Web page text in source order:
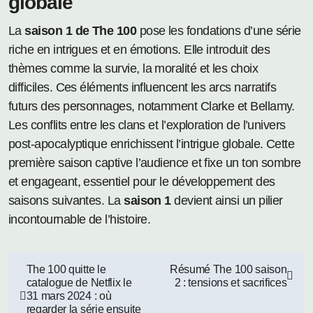
Lasaison 1 de The 100pose les fondations d’une série
riche en intrigues et en émotions. Elle introduit des
thèmes comme la survie, la moralité et les choix
difficiles. Ces éléments influencent les arcs narratifs
futurs des personnages, notamment Clarke et Bellamy.
Les conflits entre les clans et l’exploration de l’univers
post-apocalyptique enrichissent l’intrigue globale. Cette
première saison captive l’audience et fixe un ton sombre
et engageant, essentiel pour le développement des
saisons suivantes. Lasaison 1devient ainsi un pilier
incontournable de l’histoire.
Navigation
de
The 100 quitte le
catalogue de Netflix le
31 mars 2024 : où
regarder la série ensuite
Résumé The 100 saison
2 : tensions et sacrifices